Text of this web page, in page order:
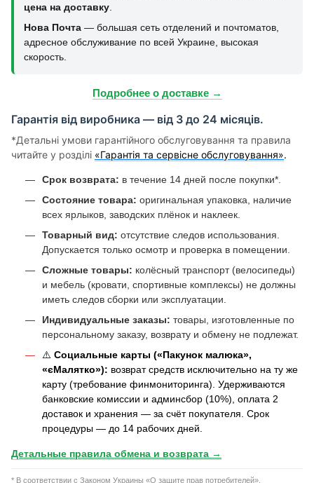
цена на доставку
Нова Почта — большая сеть отделений и почтоматов,
адресное обслуживание по всей Украине, высокая
скорость.
Подробнее о доставке →
Гарантія від виробника — від 3 до 24 місяців.
*Детальні умови гарантійного обслуговування та правила
читайте у розділі «Гарантія та сервісне обслуговування».
Срок возврата: в течение 14 дней после покупки*.
Состояние товара: оригинальная упаковка, наличие
всех ярлыков, заводских плёнок и наклеек.
Товарный вид: отсутствие следов использования.
Допускается только осмотр и проверка в помещении.
Сложные товары: колёсный транспорт (велосипеды)
и мебель (кровати, спортивные комплексы) не должны
иметь следов сборки или эксплуатации.
Индивидуальные заказы: товары, изготовленные по
персональному заказу, возврату и обмену не подлежат.
⚠️ Социальные карты («Пакунок малюка»,
«єМалятко»): возврат средств исключительно на ту же
карту (требование финмониторинга). Удерживаются
банковские комиссии и админсбор (10%), оплата 2
доставок и хранения — за счёт покупателя. Срок
процедуры — до 14 рабочих дней.
Детальные правила обмена и возврата →
* В соответствии с Законом Украины «О защите прав потребителей».